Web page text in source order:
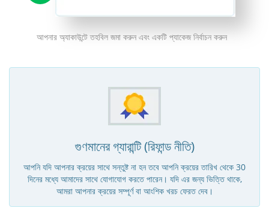
আপনার অ্যাকাউন্টে তহবিল জমা করুন এবং একটি প্যাকেজ নির্বাচন করুন
গুণমানের গ্যারান্টি (রিফান্ড নীতি)
আপনি যদি আপনার ক্রয়ের সাথে সন্তুষ্ট না হন তবে আপনি ক্রয়ের তারিখ থেকে 30
দিনের মধ্যে আমাদের সাথে যোগাযোগ করতে পারেন। যদি এর জন্য ভিত্তি থাকে,
আমরা আপনার ক্রয়ের সম্পূর্ণ বা আংশিক খরচ ফেরত দেব।